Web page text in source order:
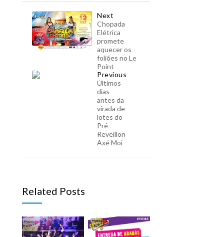
Next
Chopada
Elétrica
promete
aquecer os
foliões no Le
Point
Previous
Últimos
dias
antes da
virada de
lotes do
Pré-
Reveillon
Axé Moi
Related Posts